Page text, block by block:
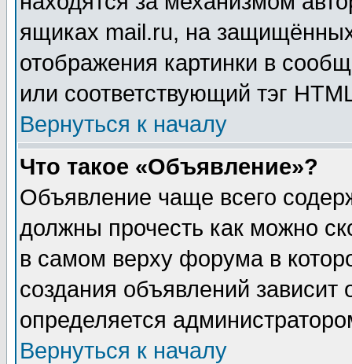
ящиках mail.ru, на
отображения картинки в
или соответствующий тэг
Вернуться к началу
Что такое «Объявление»?
Объявление чаще всего
должны прочесть как можно
в самом верху форума в
создания объявлений зависит
определяется
Вернуться к началу